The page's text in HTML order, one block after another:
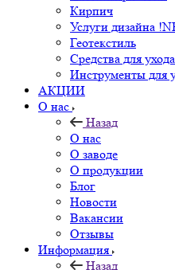
Кирпич
Услуги дизайна
Геотекстиль
Средства для
Инструменты для
АКЦИИ
О нас
Назад
О нас
О заводе
О продукции
Блог
Новости
Вакансии
Отзывы
Информация
Назад